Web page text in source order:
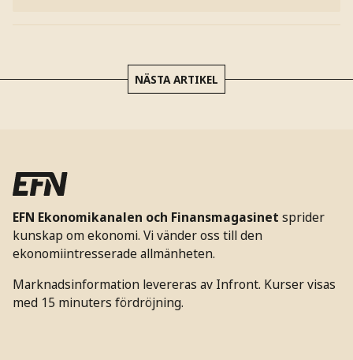
NÄSTA ARTIKEL
EFN Ekonomikanalen och Finansmagasinet sprider
kunskap om ekonomi. Vi vänder oss till den
ekonomiintresserade allmänheten.
Marknadsinformation levereras av Infront. Kurser visas
med 15 minuters fördröjning.